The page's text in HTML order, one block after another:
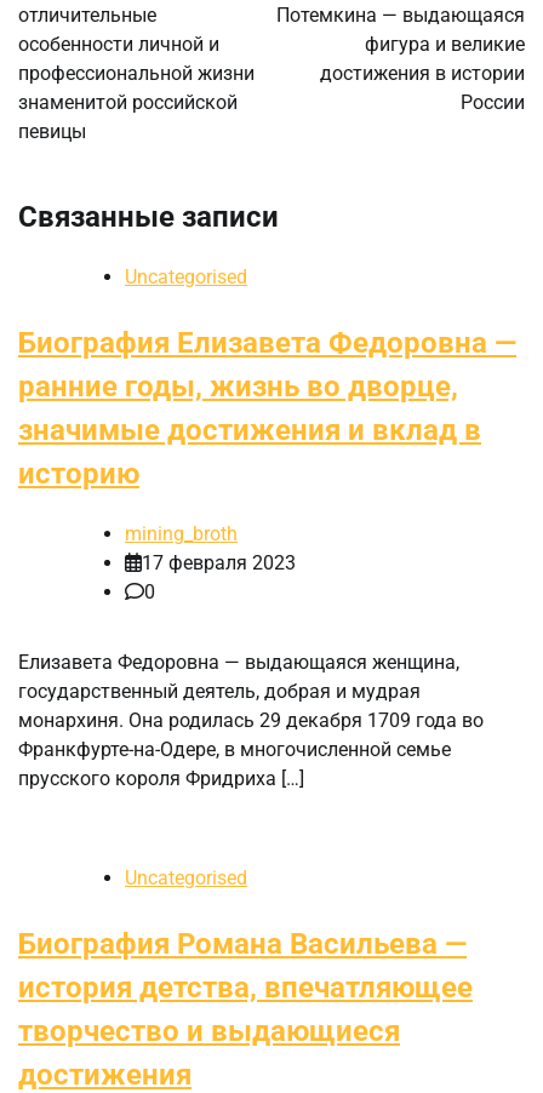
отличительные
особенности личной и
профессиональной жизни
знаменитой российской
певицы
Потемкина — выдающаяся
фигура и великие
достижения в истории
России
Связанные записи
Uncategorised
Биография Елизавета Федоровна —
ранние годы, жизнь во дворце,
значимые достижения и вклад в
историю
mining_broth
17 февраля 2023
0
Елизавета Федоровна — выдающаяся женщина,
государственный деятель, добрая и мудрая
монархиня. Она родилась 29 декабря 1709 года во
Франкфурте-на-Одере, в многочисленной семье
прусского короля Фридриха […]
Uncategorised
Биография Романа Васильева —
история детства, впечатляющее
творчество и выдающиеся
достижения